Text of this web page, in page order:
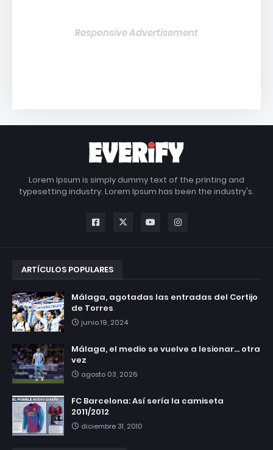
Responsive Advertisement
Lorem Ipsum is simply dummy text of the printing and
typesetting industry. Lorem Ipsum has been the industry's.
ARTÍCULOS POPULARES
Málaga, agotadas las entradas del Cortijo
de Torres
junio 19, 2024
Málaga, el medio se vuelve a lesionar... otra
vez
agosto 03, 2026
FC Barcelona: Así sería la camiseta
2011/2012
diciembre 31, 2010